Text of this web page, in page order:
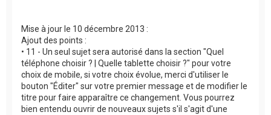
s
a
g
e
n
o
l
u
Mise à jour le 10 décembre 2013 :
Ajout des points :
• 11 - Un seul sujet sera autorisé dans la section "Quel
téléphone choisir ? | Quelle tablette choisir ?" pour votre
choix de mobile, si votre choix évolue, merci d'utiliser le
bouton "Éditer" sur votre premier message et de modifier le
titre pour faire apparaître ce changement. Vous pourrez
bien entendu ouvrir de nouveaux sujets s'il s'agit d'une